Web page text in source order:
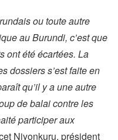
ou toute autre
au Burundi, c’est que
ont été écartées. La
dossiers s’est faite en
qu’il y a une autre
de balai contre les
participer aux
Niyonkuru, président